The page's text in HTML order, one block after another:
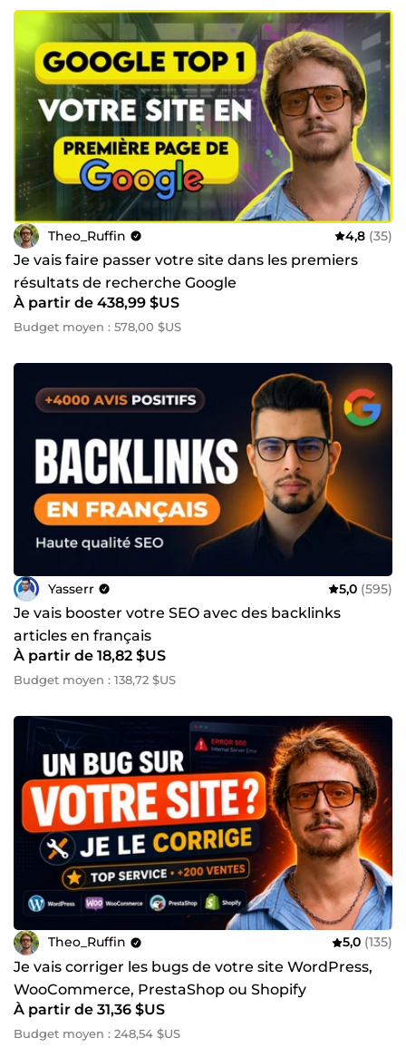
Theo_Ruffin 4,8 (35)
Je vais faire passer votre site dans les premiers
résultats de recherche Google
À partir de 438,99 $US
Budget moyen : 578,00 $US
Yasserr 5,0 (595)
Je vais booster votre SEO avec des backlinks
articles en français
À partir de 18,82 $US
Budget moyen : 138,72 $US
Theo_Ruffin 5,0 (135)
Je vais corriger les bugs de votre site WordPress,
WooCommerce, PrestaShop ou Shopify
À partir de 31,36 $US
Budget moyen : 248,54 $US